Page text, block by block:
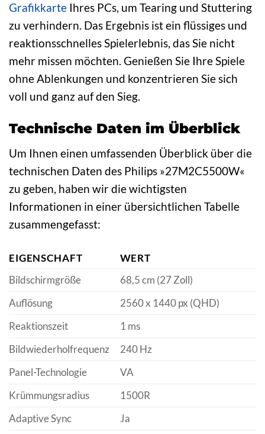
Grafikkarte Ihres PCs, um Tearing und Stuttering
zu verhindern. Das Ergebnis ist ein flüssiges und
reaktionsschnelles Spielerlebnis, das Sie nicht
mehr missen möchten. Genießen Sie Ihre Spiele
ohne Ablenkungen und konzentrieren Sie sich
voll und ganz auf den Sieg.
Technische Daten im Überblick
Um Ihnen einen umfassenden Überblick über die
technischen Daten des Philips »27M2C5500W«
zu geben, haben wir die wichtigsten
Informationen in einer übersichtlichen Tabelle
zusammengefasst:
EIGENSCHAFT
WERT
Bildschirmgröße
68,5 cm (27 Zoll)
Auflösung
2560 x 1440 px (QHD)
Reaktionszeit
1 ms
Bildwiederholfrequenz
240 Hz
Panel-Technologie
VA
Krümmungsradius
1500R
Adaptive Sync
Ja